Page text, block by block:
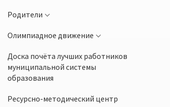
Родители
Олимпиадное движение
Доска почёта лучших работников
муниципальной системы
образования
Ресурсно-методический центр